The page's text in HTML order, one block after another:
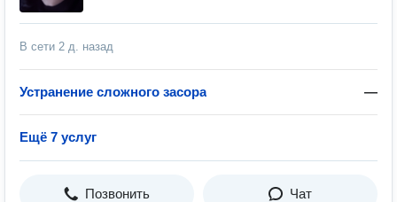
В сети 2 д. назад
Устранение сложного засора —
Ещё 7 услуг
Позвонить Чат